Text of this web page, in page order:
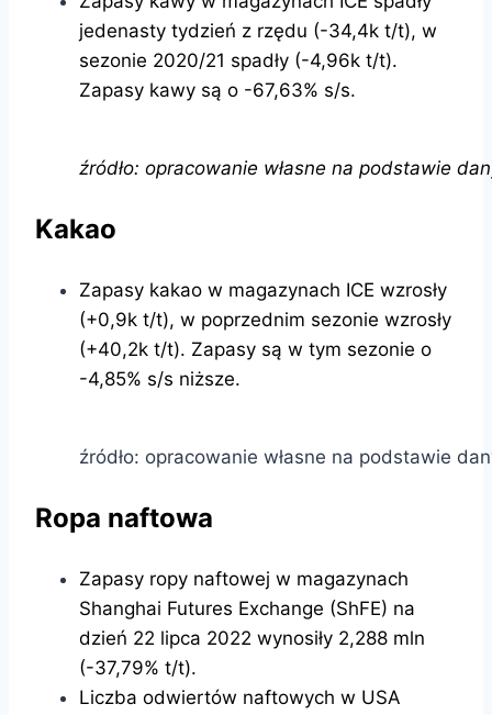
jedenasty tydzień z rzędu (-34,4k t/t), w
sezonie 2020/21 spadły (-4,96k t/t).
Zapasy kawy są o -67,63% s/s.
źródło: opracowanie własne na podstawie
Kakao
Zapasy kakao w magazynach ICE wzrosły
(+0,9k t/t), w poprzednim sezonie wzrosły
(+40,2k t/t). Zapasy są w tym sezonie o
-4,85% s/s niższe.
źródło: opracowanie własne na podstawie
Ropa naftowa
Zapasy ropy naftowej w magazynach
Shanghai Futures Exchange (ShFE) na
dzień 22 lipca 2022 wynosiły 2,288 mln
(-37,79% t/t).
Liczba odwiertów naftowych w USA